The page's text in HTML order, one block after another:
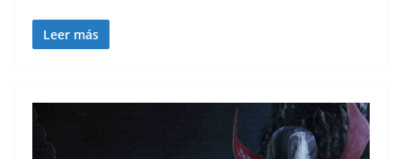
Leer más